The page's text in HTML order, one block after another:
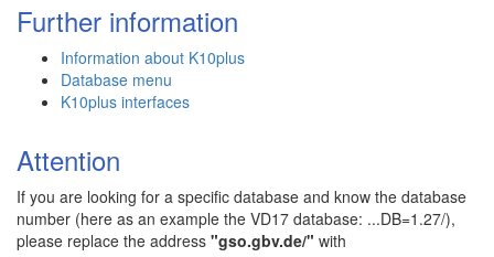
Further information
Information about K10plus
Database menu
K10plus interfaces
Attention
If you are looking for a specific database and know the database
number (here as an example the VD17 database: ...DB=1.27/),
please replace the address "gso.gbv.de/" with